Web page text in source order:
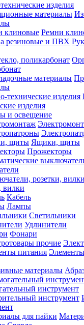
изделия
Ремни
изделия
и освещение
Ящики, щиты
Прожекторы
вилки
Кабель
Лампы
Светильники
Удлинители
Фонари
инструмент